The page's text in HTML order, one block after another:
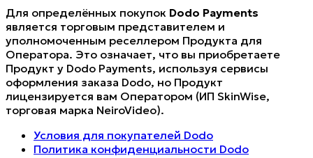
Для определённых покупок Dodo Payments
является торговым представителем и
уполномоченным реселлером Продукта для
Оператора. Это означает, что вы приобретаете
Продукт у Dodo Payments, используя сервисы
оформления заказа Dodo, но Продукт
лицензируется вам Оператором (ИП SkinWise,
торговая марка NeiroVideo).
Условия для покупателей Dodo
Политика конфиденциальности Dodo